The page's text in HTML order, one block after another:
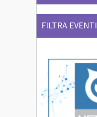
FILTRA EVENTI